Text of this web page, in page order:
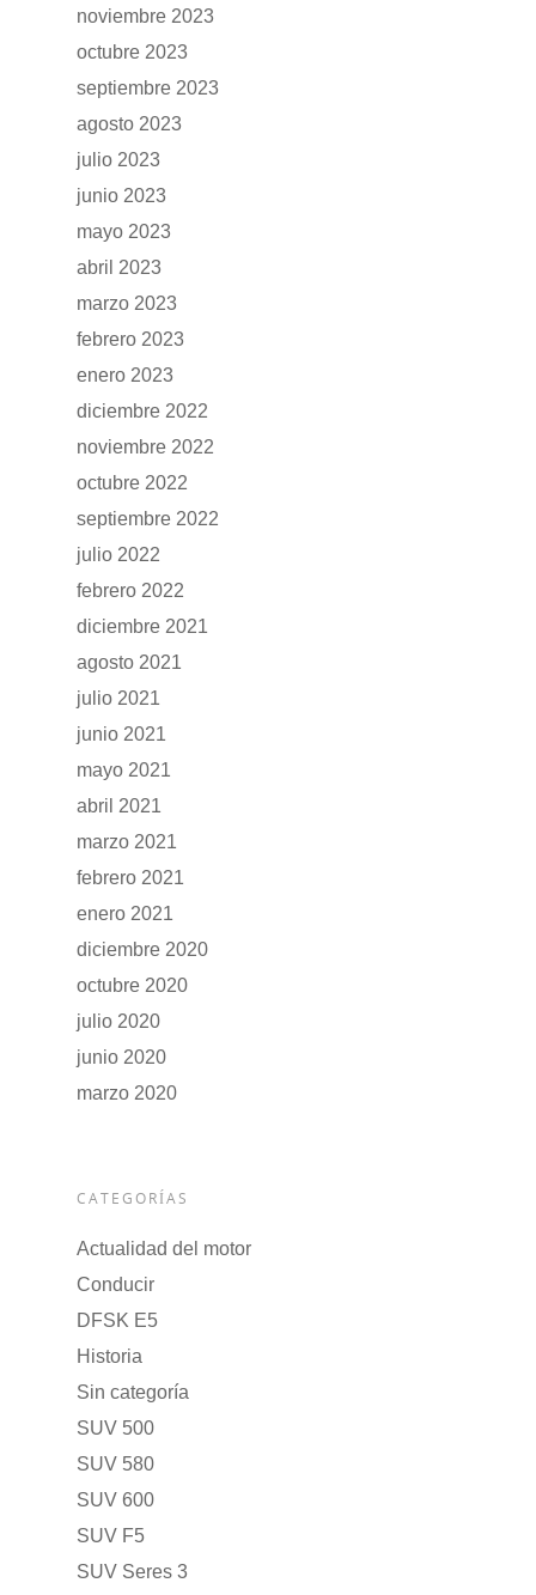
noviembre 2023
octubre 2023
septiembre 2023
agosto 2023
julio 2023
junio 2023
mayo 2023
abril 2023
marzo 2023
febrero 2023
enero 2023
diciembre 2022
noviembre 2022
octubre 2022
septiembre 2022
julio 2022
febrero 2022
diciembre 2021
agosto 2021
julio 2021
junio 2021
mayo 2021
abril 2021
marzo 2021
febrero 2021
enero 2021
diciembre 2020
octubre 2020
julio 2020
junio 2020
marzo 2020
CATEGORÍAS
Actualidad del motor
Conducir
DFSK E5
Historia
Sin categoría
SUV 500
SUV 580
SUV 600
SUV F5
SUV Seres 3